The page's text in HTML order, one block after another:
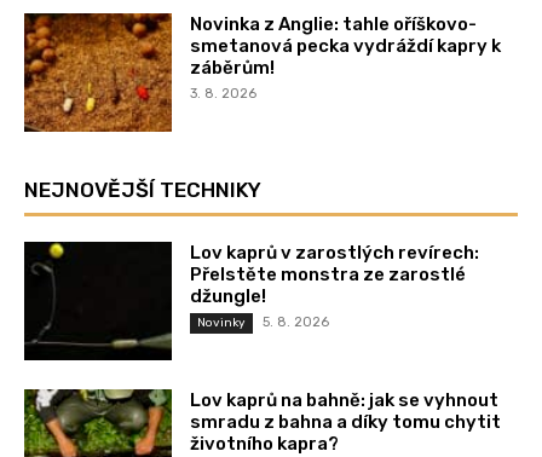
Novinka z Anglie: tahle oříškovo-
smetanová pecka vydráždí kapry k
záběrům!
3. 8. 2026
NEJNOVĚJŠÍ TECHNIKY
Lov kaprů v zarostlých revírech:
Přelstěte monstra ze zarostlé
džungle!
Novinky 5. 8. 2026
Lov kaprů na bahně: jak se vyhnout
smradu z bahna a díky tomu chytit
životního kapra?